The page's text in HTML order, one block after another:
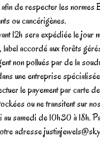
de respecter les
ou cancérigènes.
12h sera expédiée le
accordé aux forêts
non pollués par de la
une entreprise
le payement par carte
ou ne transitent sur
de 10h30 à 18h.
adresse